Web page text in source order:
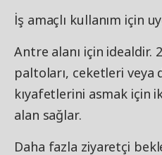
İş amaçlı kullanım için
Antre alanı için idealdir.
paltoları, ceketleri veya
kıyafetlerini asmak için
alan sağlar.
Daha fazla ziyaretçi